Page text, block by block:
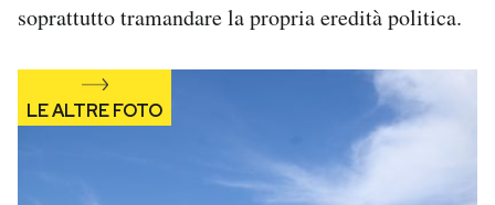
soprattutto tramandare la propria eredità politica.